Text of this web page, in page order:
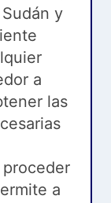
y
a
las
a